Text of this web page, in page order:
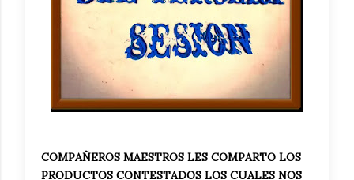
COMPAÑEROS MAESTROS LES COMPARTO LOS
PRODUCTOS CONTESTADOS LOS CUALES NOS